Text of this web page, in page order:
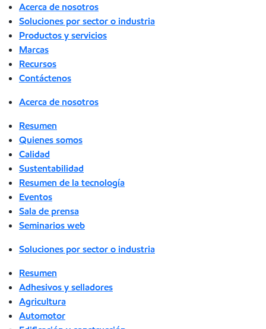
Acerca de nosotros
Soluciones por sector o industria
Productos y servicios
Marcas
Recursos
Contáctenos
Acerca de nosotros
Resumen
Quienes somos
Calidad
Sustentabilidad
Resumen de la tecnología
Eventos
Sala de prensa
Seminarios web
Soluciones por sector o industria
Resumen
Adhesivos y selladores
Agricultura
Automotor